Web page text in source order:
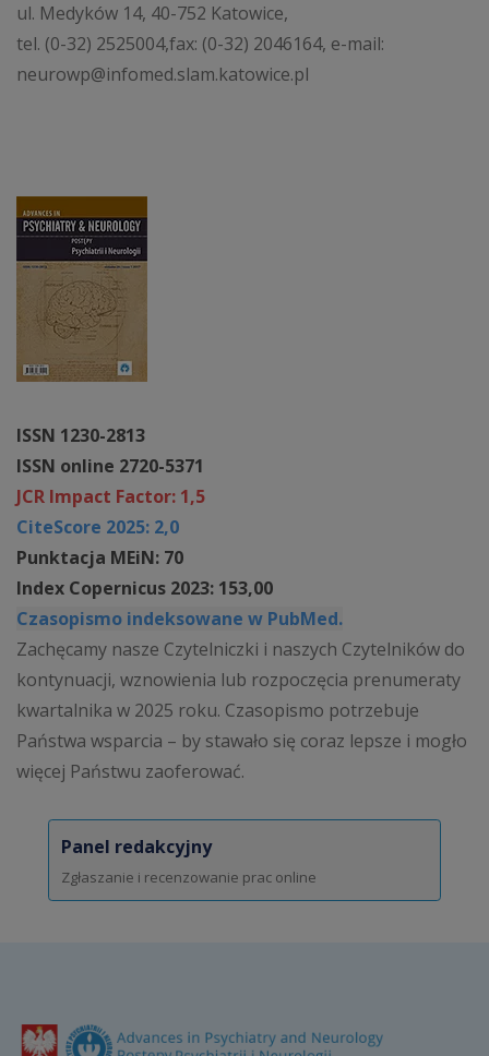
ISSN 1230-2813
ISSN online 2720-5371
JCR Impact Factor: 1,5
CiteScore 2025: 2,0
Punktacja MEiN: 70
Index Copernicus 2023: 153,00
Czasopismo indeksowane w PubMed.
Zachęcamy nasze Czytelniczki i naszych Czytelników do
kontynuacji, wznowienia lub rozpoczęcia prenumeraty
kwartalnika w 2025 roku. Czasopismo potrzebuje
Państwa wsparcia – by stawało się coraz lepsze i mogło
więcej Państwu zaoferować.
Panel redakcyjny
Zgłaszanie i recenzowanie prac online
ul. Medyków 14, 40-752 Katowice,
tel. (0-32) 2525004,fax: (0-32) 2046164, e-mail:
neurowp@infomed.slam.katowice.pl